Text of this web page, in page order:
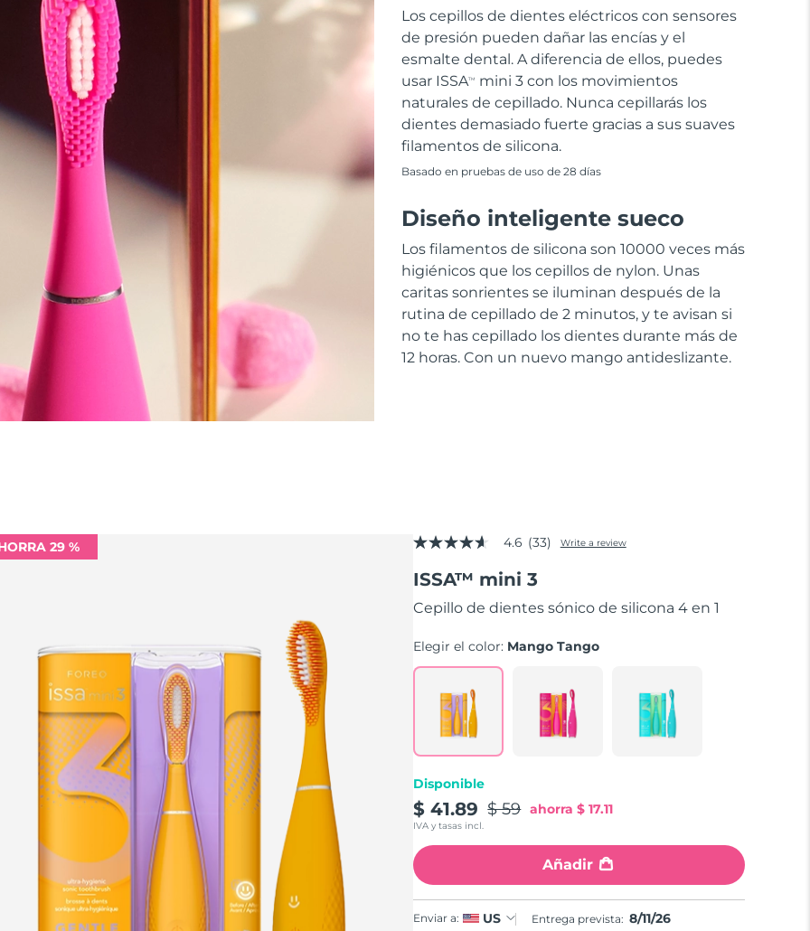
Los cepillos de dientes eléctricos con sensores
de presión pueden dañar las encías y el
esmalte dental. A diferencia de ellos, puedes
usar ISSATM
mini 3 con los movimientos
naturales de cepillado. Nunca cepillarás los
dientes demasiado fuerte gracias a sus suaves
filamentos de silicona.
Basado en pruebas de uso de 28 días
Diseño inteligente sueco
Los filamentos de silicona son 10000 veces más
higiénicos que los cepillos de nylon. Unas
caritas sonrientes se iluminan después de la
rutina de cepillado de 2 minutos, y te avisan si
no te has cepillado los dientes durante más de
12 horas. Con un nuevo mango antideslizante.
29 %
4.6
of
stars,
average
value.
Read
Reviews.
Same
page
link.
4.6 (33) Write a review
ISSA™ mini 3
Cepillo de dientes sónico de silicona 4 en 1
Elegir el color: Mango Tango
Disponible
$ 41.89 $ 59 ahorra$ 17.11
IVA y tasas incl.
Añadir
Enviar a: US Entrega prevista: 8/11/26